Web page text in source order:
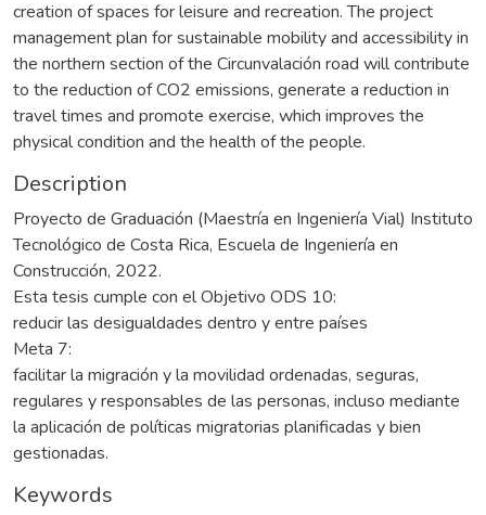
creation of spaces for leisure and recreation. The project
management plan for sustainable mobility and accessibility in
the northern section of the Circunvalación road will contribute
to the reduction of CO2 emissions, generate a reduction in
travel times and promote exercise, which improves the
physical condition and the health of the people.
Description
Proyecto de Graduación (Maestría en Ingeniería Vial) Instituto
Tecnológico de Costa Rica, Escuela de Ingeniería en
Construcción, 2022.
Esta tesis cumple con el Objetivo ODS 10:
reducir las desigualdades dentro y entre países
Meta 7:
facilitar la migración y la movilidad ordenadas, seguras,
regulares y responsables de las personas, incluso mediante
la aplicación de políticas migratorias planificadas y bien
gestionadas.
Keywords